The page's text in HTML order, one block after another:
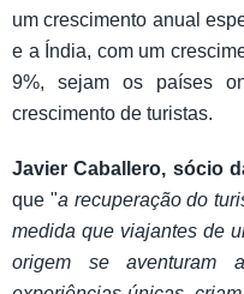
um crescimento anual
e a Índia, com um
9%, sejam os países
crescimento de turistas.
Javier Caballero, sócio
que "a recuperação do
medida que viajantes de
origem se aventuram